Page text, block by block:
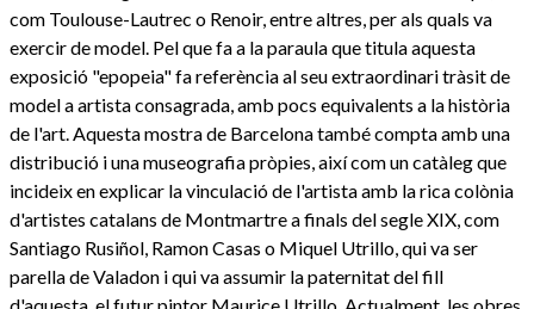
com Toulouse-Lautrec o Renoir, entre altres, per als quals va
exercir de model. Pel que fa a la paraula que titula aquesta
exposició "epopeia" fa referència al seu extraordinari tràsit de
model a artista consagrada, amb pocs equivalents a la història
de l'art. Aquesta mostra de Barcelona també compta amb una
distribució i una museografia pròpies, així com un catàleg que
incideix en explicar la vinculació de l'artista amb la rica colònia
d'artistes catalans de Montmartre a finals del segle XIX, com
Santiago Rusiñol, Ramon Casas o Miquel Utrillo, qui va ser
parella de Valadon i qui va assumir la paternitat del fill
d'aquesta, el futur pintor Maurice Utrillo. Actualment, les obres